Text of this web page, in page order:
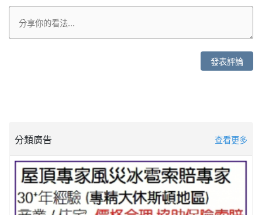
發表評論
分類廣告 查看更多